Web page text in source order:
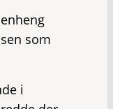
som
i